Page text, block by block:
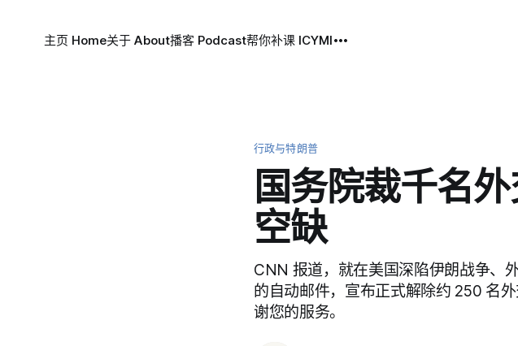
主页 Home关于 About播客 Podcast帮你补课 ICYMI
行政与特朗普
国务院裁千名
空缺
CNN 报道，就在美国深陷伊朗战争、
的自动邮件，宣布正式解除约 250 名
谢您的服务。